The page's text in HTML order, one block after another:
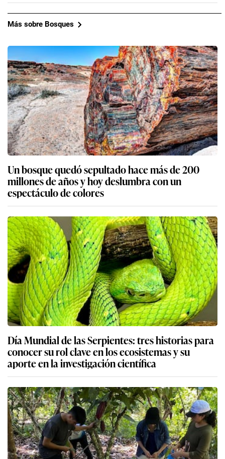
Más sobre Bosques
Un bosque quedó sepultado hace más de 200
millones de años y hoy deslumbra con un
espectáculo de colores
Día Mundial de las Serpientes: tres historias para
conocer su rol clave en los ecosistemas y su
aporte en la investigación científica